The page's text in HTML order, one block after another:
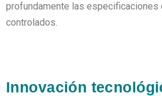
profundamente las especificaciones
controlados.
Innovación